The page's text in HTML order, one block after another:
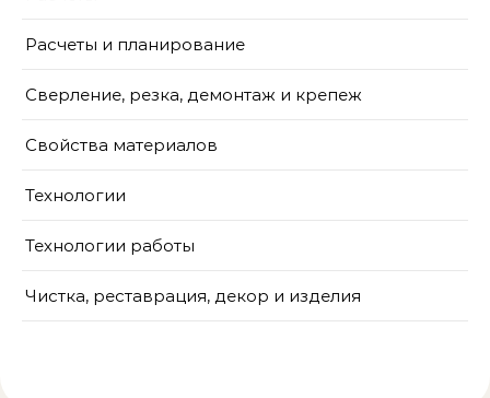
Расчеты и планирование
Сверление, резка, демонтаж и крепеж
Свойства материалов
Технологии
Технологии работы
Чистка, реставрация, декор и изделия